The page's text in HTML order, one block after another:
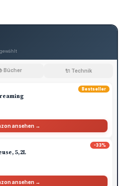
Bücher 🔌 Technik
Bestseller
ansehen →
-33%
5,2L
ansehen →